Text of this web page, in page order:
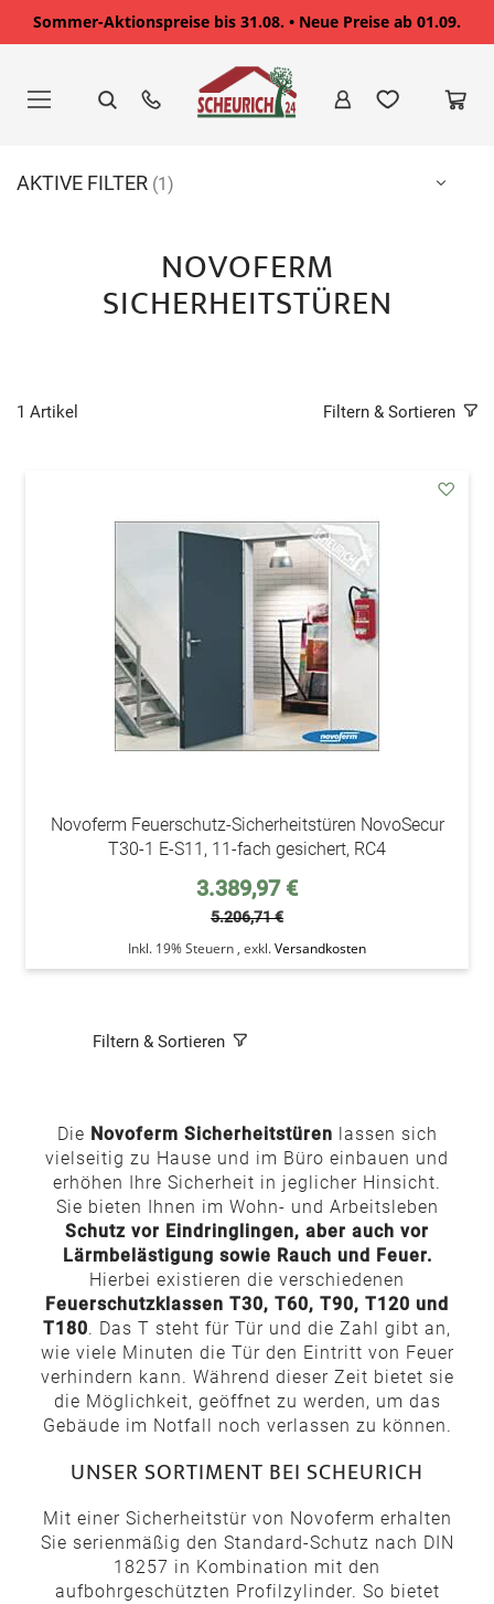
Sommer-Aktionspreise bis 31.08. • Neue Preise ab 01.09.
springen
NOVOFERM
SICHERHEITSTÜREN
1 Artikel Filtern & Sortieren
Novoferm Feuerschutz-Sicherheitstüren NovoSecur
T30-1 E-S11, 11-fach gesichert, RC4
Sonderpreis
3.389,97 €
5.206,71 €
Inkl. 19% Steuern , exkl.Versandkosten
Filtern & Sortieren
AKTIVE FILTER
Die Novoferm Sicherheitstüren lassen sich
vielseitig zu Hause und im Büro einbauen und
erhöhen Ihre Sicherheit in jeglicher Hinsicht.
Sie bieten Ihnen im Wohn- und Arbeitsleben
Schutz vor Eindringlingen, aber auch vor
Lärmbelästigung sowie Rauch und Feuer.
Hierbei existieren die verschiedenen
Feuerschutzklassen T30, T60, T90, T120 und
T180. Das T steht für Tür und die Zahl gibt an,
wie viele Minuten die Tür den Eintritt von Feuer
verhindern kann. Während dieser Zeit bietet sie
die Möglichkeit, geöffnet zu werden, um das
Gebäude im Notfall noch verlassen zu können.
UNSER SORTIMENT BEI SCHEURICH
Mit einer Sicherheitstür von Novoferm erhalten
Sie serienmäßig den Standard-Schutz nach DIN
18257 in Kombination mit den
aufbohrgeschützten Profilzylinder. So bietet